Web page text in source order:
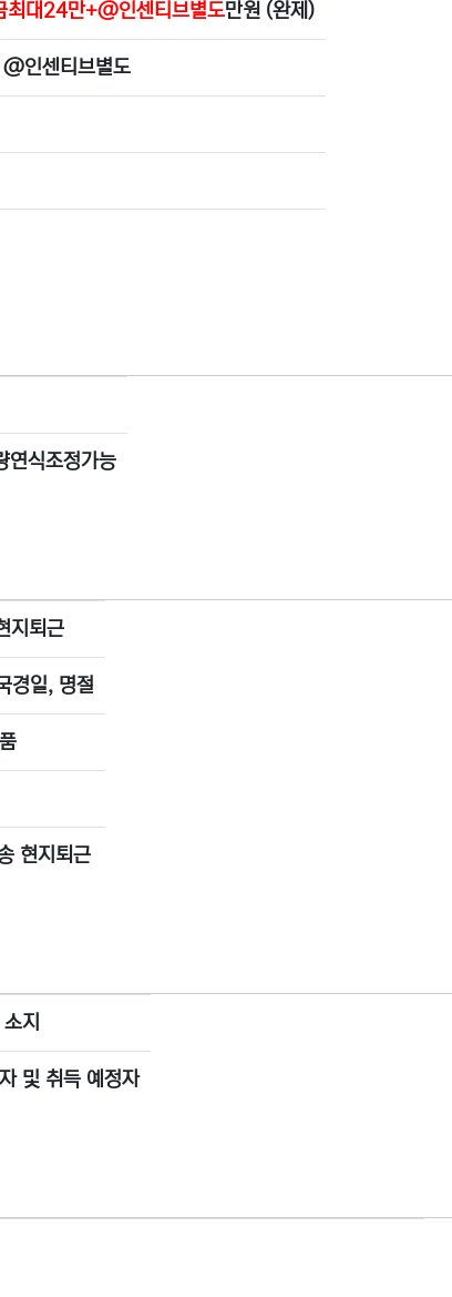
대24만+@인센티브별도만원 (완제)
인센티브별도
식조정가능
퇴근
경일, 명절
현지퇴근
지
및 취득 예정자